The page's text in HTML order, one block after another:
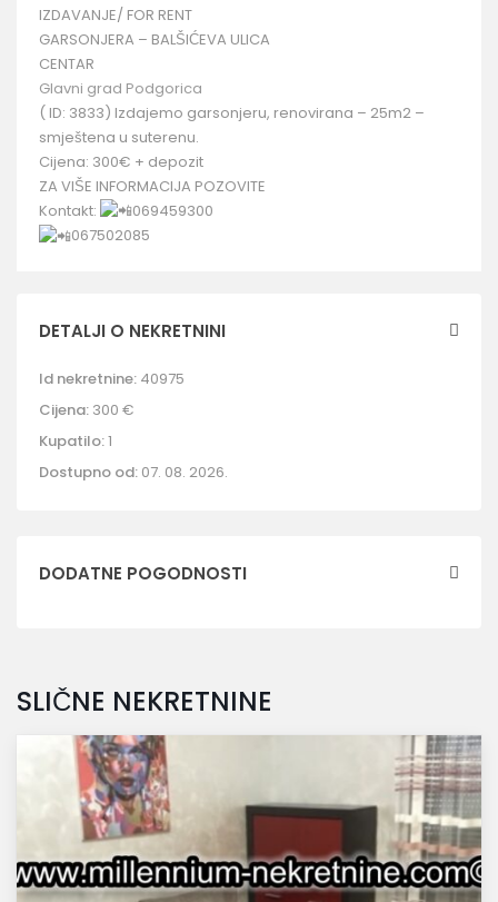
IZDAVANJE/ FOR RENT
GARSONJERA – BALŠIĆEVA ULICA
CENTAR
Glavni grad Podgorica
( ID: 3833) Izdajemo garsonjeru, renovirana – 25m2 –
smještena u suterenu.
Cijena: 300€ + depozit
ZA VIŠE INFORMACIJA POZOVITE
Kontakt:
069459300
067502085
DETALJI O NEKRETNINI
Id nekretnine: 40975
Cijena: 300 €
Kupatilo:1
Dostupno od: 07. 08. 2026.
DODATNE POGODNOSTI
SLIČNE NEKRETNINE